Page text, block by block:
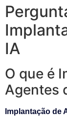
IA
O que é
Agentes
Implantação de